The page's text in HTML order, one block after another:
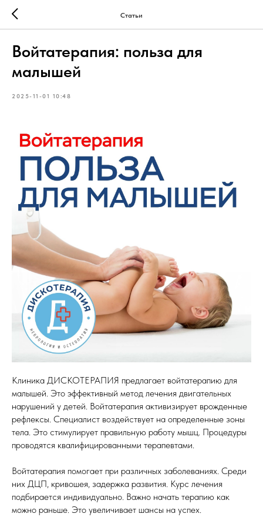
Статьи
Войтатерапия: польза для
малышей
2025-11-01 10:48
Клиника ДИСКОТЕРАПИЯ предлагает войтатерапию для
малышей. Это эффективный метод лечения двигательных
нарушений у детей. Войтатерапия активизирует врожденные
рефлексы. Специалист воздействует на определенные зоны
тела. Это стимулирует правильную работу мышц. Процедуры
проводятся квалифицированными терапевтами.
Войтатерапия помогает при различных заболеваниях. Среди
них ДЦП, кривошея, задержка развития. Курс лечения
подбирается индивидуально. Важно начать терапию как
можно раньше. Это увеличивает шансы на успех.